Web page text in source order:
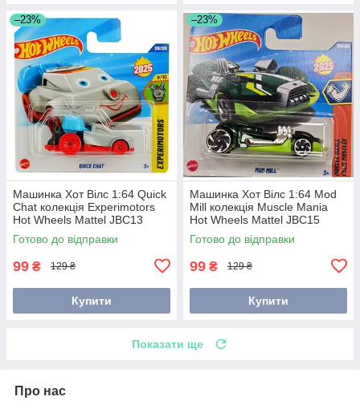
–23%
Машинка Хот Вілс 1:64 Quick
Chat колекція Experimotors
Hot Wheels Mattel JBC13
Готово до відправки
99 ₴ 129 ₴
Купити
–23%
Машинка Хот Вілс 1:64 Mod
Mill колекція Muscle Mania
Hot Wheels Mattel JBC15
Готово до відправки
99 ₴ 129 ₴
Купити
Показати ще
Про нас